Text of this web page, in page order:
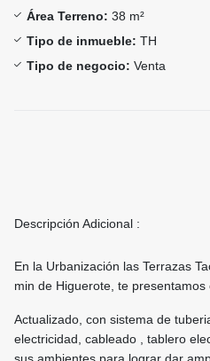
Área Terreno: 38 m²
Tipo de inmueble: TH
Tipo de negocio: Venta
Descripción Adicional :
En la Urbanización las Terrazas
min de Higuerote, te presentamos
Actualizado, con sistema de
electricidad, cableado , tablero